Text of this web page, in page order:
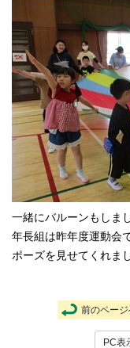
一緒にバルーンもしま
年長組は昨年度運動会
ポーズを見せてくれま
前のペー
PC表